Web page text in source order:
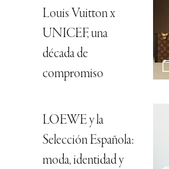
Louis Vuitton x
UNICEF, una
década de
compromiso
LOEWE y la
Selección Española:
moda, identidad y